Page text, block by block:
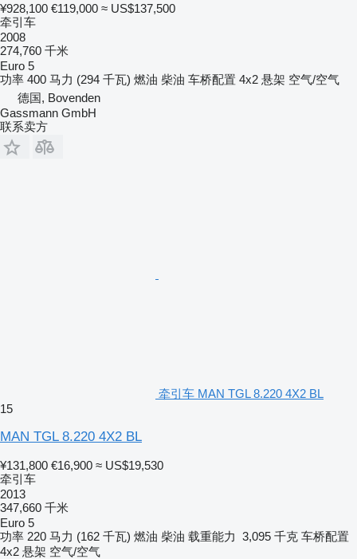
¥928,100 €119,000 ≈ US$137,500
牵引车
2008
274,760 千米
Euro 5
功率 400 马力 (294 千瓦) 燃油 柴油 车桥配置 4x2 悬架 空气/空气
德国, Bovenden
Gassmann GmbH
联系卖方
牵引车 MAN TGL 8.220 4X2 BL
15
MAN TGL 8.220 4X2 BL
¥131,800 €16,900 ≈ US$19,530
牵引车
2013
347,660 千米
Euro 5
功率 220 马力 (162 千瓦) 燃油 柴油 载重能力 3,095 千克 车桥配置
4x2 悬架 空气/空气